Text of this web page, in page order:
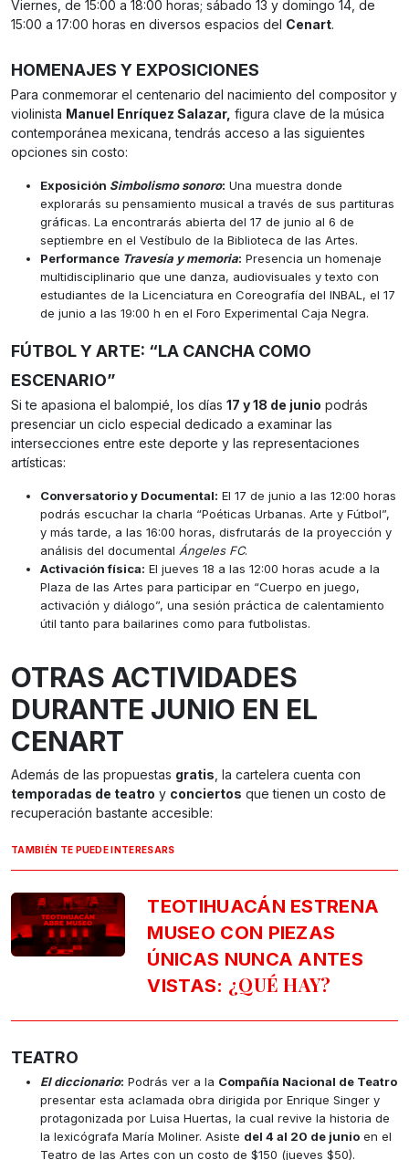
Viernes, de 15:00 a 18:00 horas; sábado 13 y domingo 14, de
15:00 a 17:00 horas en diversos espacios del Cenart.
HOMENAJES Y EXPOSICIONES
Para conmemorar el centenario del nacimiento del compositor y
violinista Manuel Enríquez Salazar, figura clave de la música
contemporánea mexicana, tendrás acceso a las siguientes
opciones sin costo:
Exposición Simbolismo sonoro: Una muestra donde
explorarás su pensamiento musical a través de sus partituras
gráficas. La encontrarás abierta del 17 de junio al 6 de
septiembre en el Vestíbulo de la Biblioteca de las Artes.
Performance Travesía y memoria: Presencia un homenaje
multidisciplinario que une danza, audiovisuales y texto con
estudiantes de la Licenciatura en Coreografía del INBAL, el 17
de junio a las 19:00 h en el Foro Experimental Caja Negra.
FÚTBOL Y ARTE: “LA CANCHA COMO
ESCENARIO”
Si te apasiona el balompié, los días 17 y 18 de junio podrás
presenciar un ciclo especial dedicado a examinar las
intersecciones entre este deporte y las representaciones
artísticas:
Conversatorio y Documental: El 17 de junio a las 12:00 horas
podrás escuchar la charla “Poéticas Urbanas. Arte y Fútbol”,
y más tarde, a las 16:00 horas, disfrutarás de la proyección y
análisis del documental Ángeles FC.
Activación física: El jueves 18 a las 12:00 horas acude a la
Plaza de las Artes para participar en “Cuerpo en juego,
activación y diálogo”, una sesión práctica de calentamiento
útil tanto para bailarines como para futbolistas.
OTRAS ACTIVIDADES
DURANTE JUNIO EN EL
CENART
Además de las propuestas gratis , la cartelera cuenta con
temporadas de teatro y conciertos que tienen un costo de
recuperación bastante accesible:
TAMBIÉN TE PUEDE INTERESARS
TEOTIHUACÁN ESTRENA
MUSEO CON PIEZAS
ÚNICAS NUNCA ANTES
VISTAS: ¿QUÉ HAY?
TEATRO
El diccionario: Podrás ver a la Compañía Nacional de Teatro
presentar esta aclamada obra dirigida por Enrique Singer y
protagonizada por Luisa Huertas, la cual revive la historia de
la lexicógrafa María Moliner. Asiste del 4 al 20 de junio en el
Teatro de las Artes con un costo de $150 (jueves $50).